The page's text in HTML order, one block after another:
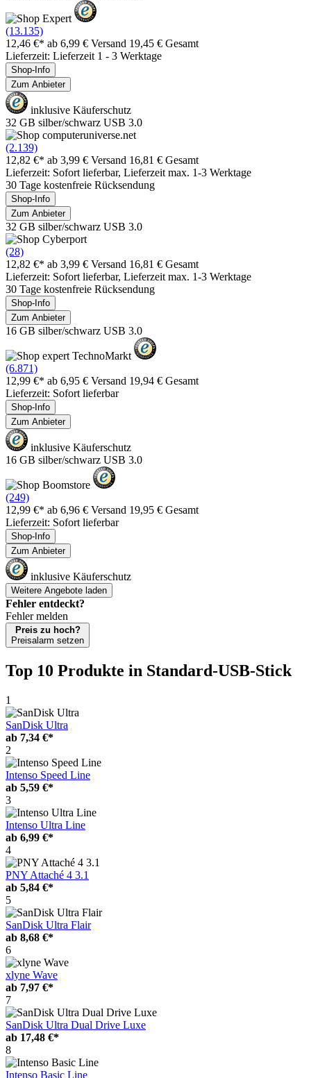
(13.135)
12,46 €* ab 6,99 € Versand 19,45 € Gesamt
Lieferzeit: Lieferzeit 1 - 3 Werktage
Shop-Info
Zum Anbieter
inklusive Käuferschutz
32 GB silber/schwarz USB 3.0
(2.139)
12,82 €* ab 3,99 € Versand 16,81 € Gesamt
Lieferzeit: Sofort lieferbar, Lieferzeit max. 1-3 Werktage
30 Tage kostenfreie Rücksendung
Shop-Info
Zum Anbieter
32 GB silber/schwarz USB 3.0
(28)
12,82 €* ab 3,99 € Versand 16,81 € Gesamt
Lieferzeit: Sofort lieferbar, Lieferzeit max. 1-3 Werktage
30 Tage kostenfreie Rücksendung
Shop-Info
Zum Anbieter
16 GB silber/schwarz USB 3.0
(6.871)
12,99 €* ab 6,95 € Versand 19,94 € Gesamt
Lieferzeit: Sofort lieferbar
Shop-Info
Zum Anbieter
inklusive Käuferschutz
16 GB silber/schwarz USB 3.0
(249)
12,99 €* ab 6,96 € Versand 19,95 € Gesamt
Lieferzeit: Sofort lieferbar
Shop-Info
Zum Anbieter
inklusive Käuferschutz
Weitere Angebote laden
Fehler entdeckt?
Fehler melden
Preis zu hoch?
Preisalarm setzen
Top 10 Produkte in Standard-USB-Stick
1
SanDisk Ultra
ab 7,34 €*
2
Intenso Speed Line
ab 5,59 €*
3
Intenso Ultra Line
ab 6,99 €*
4
PNY Attaché 4 3.1
ab 5,84 €*
5
SanDisk Ultra Flair
ab 8,68 €*
6
xlyne Wave
ab 7,97 €*
7
SanDisk Ultra Dual Drive Luxe
ab 17,48 €*
8
Intenso Basic Line